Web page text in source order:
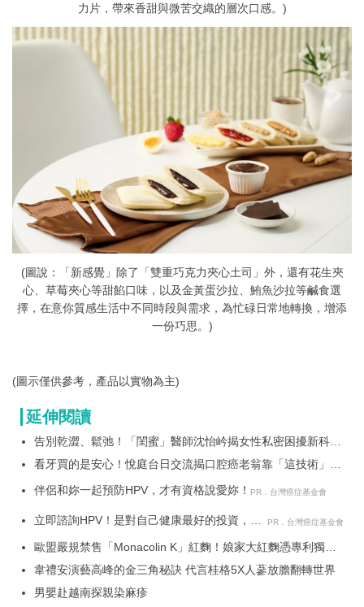
力片，帶來香甜與微苦交織的層次口感。)
(圖說：「新感覺」除了「雙重巧克力夾心土司」外，還有花生夾
心、草莓夾心等甜餡口味，以及金黃蛋沙拉、鮪魚沙拉等鹹食選
擇，在意你質感生活中不同時段與需求，為忙碌日常地轉換，增添
一份巧思。)
(圖示僅供參考，產品以實物為主)
延伸閱讀
告別乾澀、鬆弛！「閨蜜」醫師沈怡岒揭女性私密困擾新科技
解方
看牙買的是安心！悅庭台日交流揭口腔癌老翁靠「這技術」保
伴侶和妳一起預防HPV，才有資格說愛妳！
PR．台灣癌症基金會
立即諮詢HPV！是對自己健康最好的投資，把
PR．台灣癌症基金會
歐盟嚴規禁售「Monacolin K」紅麴！娘家大紅麴憑專利獨家
原料 展現極致安全性成全球新趨勢
韋禮安演藝高峰的金三角秘訣 代言桂格5X人蔘放膽翻轉世界
男嬰赴越南探親染麻疹